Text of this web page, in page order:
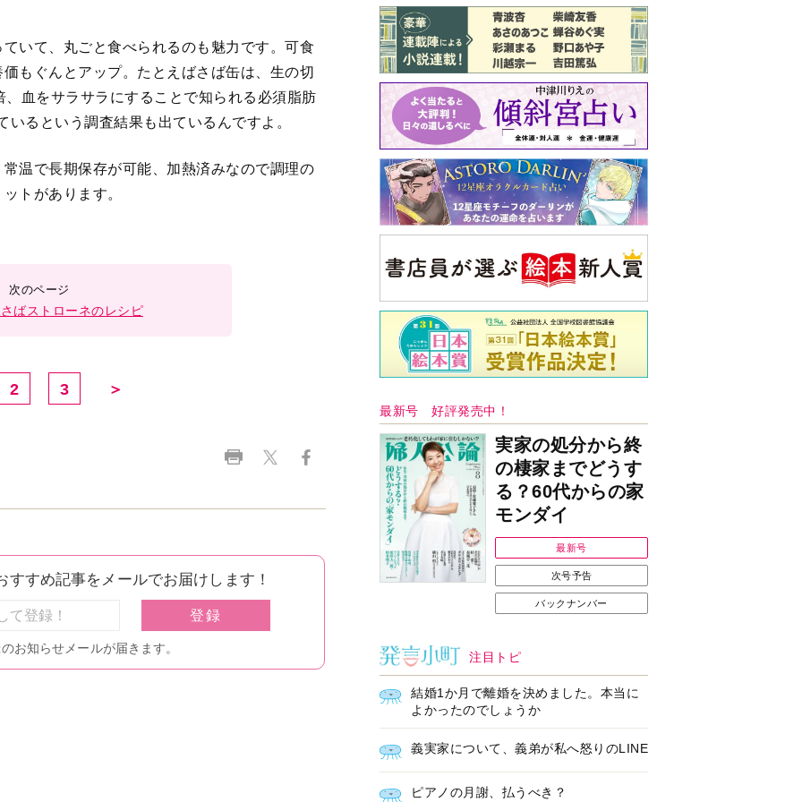
2 3 ＞
バックナンバー
注目トピ
結婚1か月で離婚を決めました。本当に
よかったのでしょうか
義実家について、義弟が私へ怒りのLINE
ピアノの月謝、払うべき？
中央公論新社の本
もうじきたべられるぼく
はせがわゆうじ 作
詳しくみる
インフォメーション
ＡＩで始める遺言を書
く前の準備セミナー開
催
耳にすっぽり！オーテ
ィコン補聴器、新しい
スタイルで All in Ear
の「オーティコン ジー
ル」を発売
トするオープンイヤー
型イヤホン「kikippa イ
ヤホン HERALBONY
モデル」発売
ージについてのお詫び
と訂正